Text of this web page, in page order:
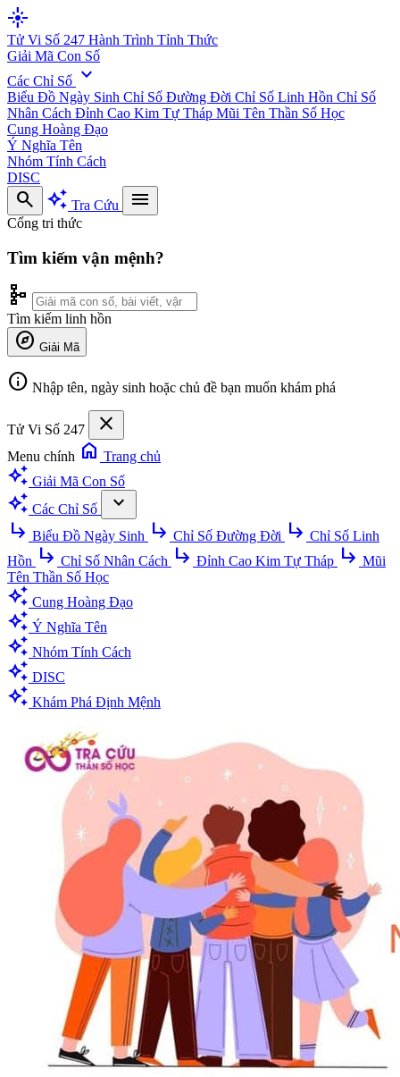
flare
Tử Vi Số 247 Hành Trình Tỉnh Thức
Giải Mã Con Số
Các Chỉ Số expand_more
Biểu Đồ Ngày Sinh Chỉ Số Đường Đời Chỉ Số Linh Hồn Chỉ Số
Nhân Cách Đỉnh Cao Kim Tự Tháp Mũi Tên Thần Số Học
Cung Hoàng Đạo
Ý Nghĩa Tên
Nhóm Tính Cách
DISC
search auto_awesome Tra Cứu menu
Cổng tri thức
Tìm kiếm vận mệnh?
schema
Tìm kiếm linh hồn
explore Giải Mã
info Nhập tên, ngày sinh hoặc chủ đề bạn muốn khám phá
Tử Vi Số 247 close
Menu chính home Trang chủ
auto_awesome Giải Mã Con Số
auto_awesome Các Chỉ Số
expand_more
subdirectory_arrow_right Biểu Đồ Ngày Sinh subdirectory_arrow_right Chỉ Số Đường Đời subdirectory_arrow_right Chỉ Số Linh
Hồn subdirectory_arrow_right Chỉ Số Nhân Cách subdirectory_arrow_right Đỉnh Cao Kim Tự Tháp subdirectory_arrow_right Mũi
Tên Thần Số Học
auto_awesome Cung Hoàng Đạo
auto_awesome Ý Nghĩa Tên
auto_awesome Nhóm Tính Cách
auto_awesome DISC
auto_awesome Khám Phá Định Mệnh